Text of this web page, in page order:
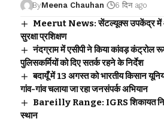
ByMeena Chauhan 6 दिन ago
Meerut News: सेंटल्यूक्स उपकेंद्र में
सुरक्षा प्रशिक्षण
नंदग्राम में एसीपी ने किया कांवड़ कंट्रोल
पुलिसकर्मियों को दिए सतर्क रहने के निर्देश
बदायूँ में 13 अगस्त को भारतीय किसान
गांव-गांव चलाया जा रहा जनसंपर्क अभियान
Bareilly Range: IGRS शिकायत
स्थान